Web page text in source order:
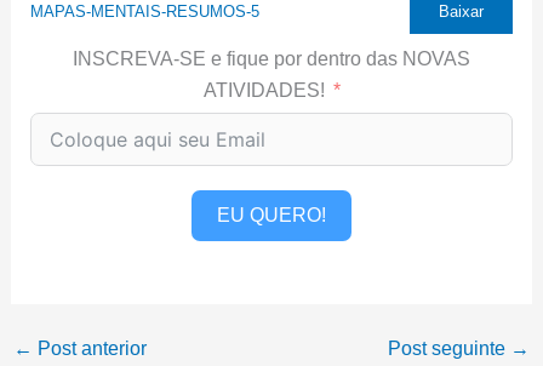
MAPAS-MENTAIS-RESUMOS-5 Baixar
INSCREVA-SE e fique por dentro das NOVAS
ATIVIDADES!
EU QUERO!
← Post anterior Post seguinte →